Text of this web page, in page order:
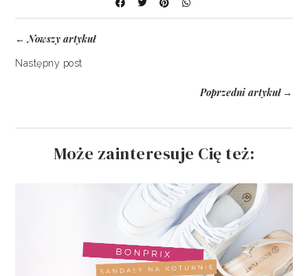
←Nowszy artykuł
Następny post
Poprzedni artykuł→
Może zainteresuje Cię też: